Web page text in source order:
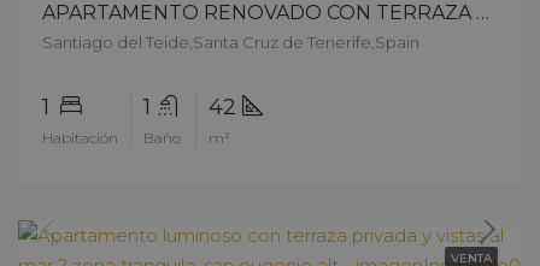
APARTAMENTO RENOVADO CON TERRAZA Y VISTAS AL MAR ? LOS GIGANTES – 13403ck26
Santiago del Teide,Santa Cruz de Tenerife,Spain
1
Habitación
1
Baño
42
m²
VENTA